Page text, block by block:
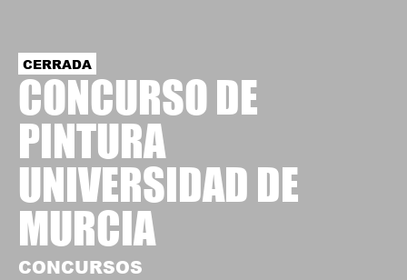
CERRADA
CONCURSO DE
PINTURA
UNIVERSIDAD DE
MURCIA
CONCURSOS